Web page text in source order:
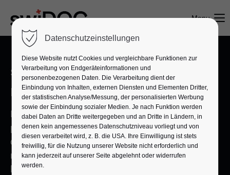
Menu
SCHAFFE PLATZ
Einfacher Scanning Service
Mit unseren Scanning Service machst du
physische Akten jederzeit digital verfügbar. Von
der Digitalisierung deiner Altbestände bis zur
nahtlosen Überführung ins digitale Archiv
bieten wir professionelle Unterstützung und
Datenschutzeinstellungen
Diese Website nutzt Cookies und vergleichbare Funktionen zur
Verarbeitung von Endgeräteinformationen und
personenbezogenen Daten. Die Verarbeitung dient der
Einbindung von Inhalten, externen Diensten und Elementen Dritter,
der statistischen Analyse/Messung, der personalisierten Werbung
sowie der Einbindung sozialer Medien. Je nach Funktion werden
dabei Daten an Dritte weitergegeben und an Dritte in Ländern, in
denen kein angemessenes Datenschutzniveau vorliegt und von
diesen verarbeitet wird, z. B. die USA. Ihre Einwilligung ist stets
freiwillig, für die Nutzung unserer Website nicht erforderlich und
kann jederzeit auf unserer Seite abgelehnt oder widerrufen
werden.